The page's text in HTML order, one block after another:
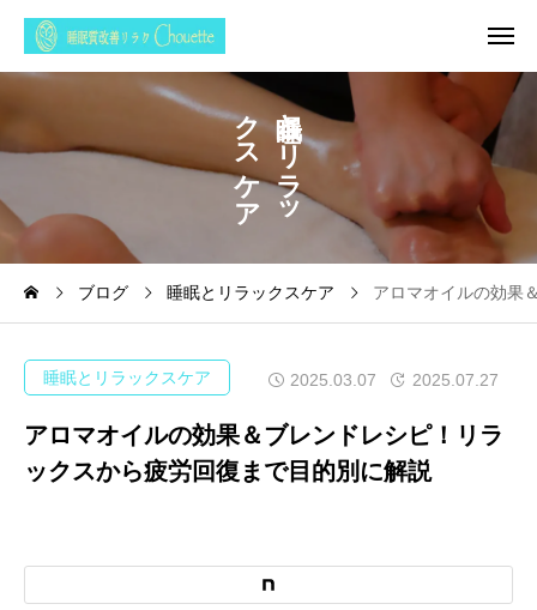
と
リ
ラ
ッ
ク
ス
ケ
ア
ブログ 睡眠とリラックスケア アロマオイルの効果
睡眠とリラックスケア 2025.03.07 2025.07.27
アロマオイルの効果＆ブレンドレシピ！リラ
ックスから疲労回復まで目的別に解説